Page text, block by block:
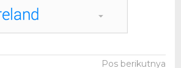
Pos berikutnya